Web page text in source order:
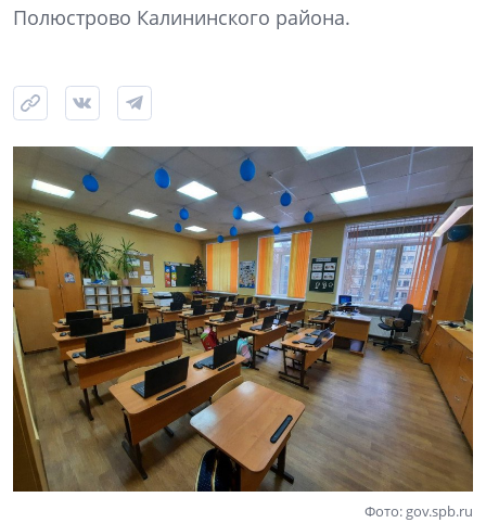
Полюстрово Калининского района.
Фото: gov.spb.ru